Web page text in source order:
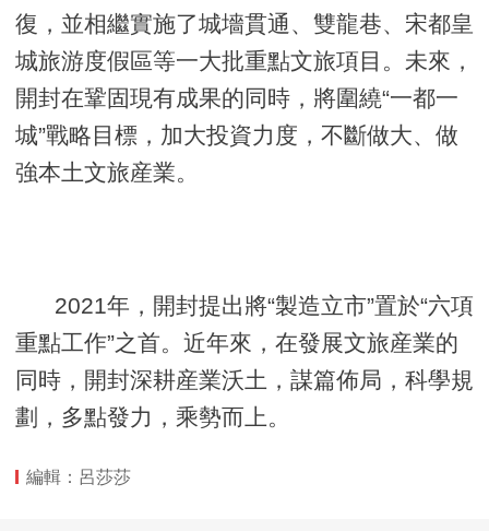
復，並相繼實施了城墻貫通、雙龍巷、宋都皇
城旅游度假區等一大批重點文旅項目。未來，
開封在鞏固現有成果的同時，將圍繞“一都一
城”戰略目標，加大投資力度，不斷做大、做
強本土文旅産業。
2021年，開封提出將“製造立市”置於“六項
重點工作”之首。近年來，在發展文旅産業的
同時，開封深耕産業沃土，謀篇佈局，科學規
劃，多點發力，乘勢而上。
編輯：呂莎莎